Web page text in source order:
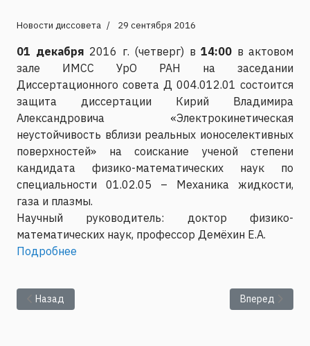
Новости диссовета 29 сентября 2016
01 декабря 2016 г. (четверг) в 14:00 в актовом
зале ИМСС УрО РАН на заседании
Диссертационного совета Д 004.012.01 состоится
защита диссертации Кирий Владимира
Александровича «Электрокинетическая
неустойчивость вблизи реальных ионоселективных
поверхностей» на соискание ученой степени
кандидата физико-математических наук по
специальности 01.02.05 – Механика жидкости,
газа и плазмы.
Научный руководитель: доктор физико-
математических наук, профессор Демёхин Е.А.
Подробнее
Предыдущий: Защита диссертации Кузнецова А.А. на
Назад Следующий:
Вперед